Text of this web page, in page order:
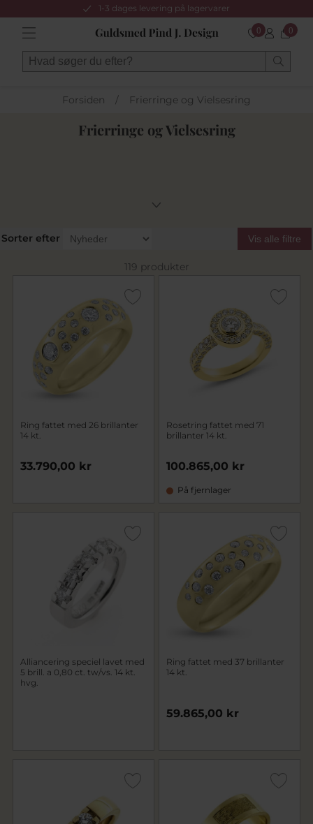
1-3 dages levering på lagervarer
0 0
Forsiden / Frierringe og Vielsesring
Frierringe og Vielsesring
Sorter efter Vis alle filtre
119 produkter
Ring fattet med 26 brillanter
14 kt.
33.790,00 kr
Rosetring fattet med 71
brillanter 14 kt.
100.865,00 kr
På fjernlager
Alliancering speciel lavet med
5 brill. a 0,80 ct. tw/vs. 14 kt.
hvg.
Ring fattet med 37 brillanter
14 kt.
59.865,00 kr